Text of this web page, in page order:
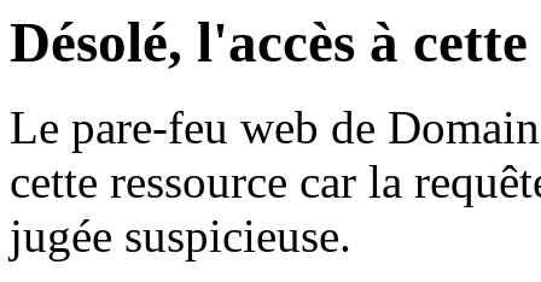
Désolé, l'accès à
Le pare-feu web de
cette ressource car la
jugée suspicieuse.